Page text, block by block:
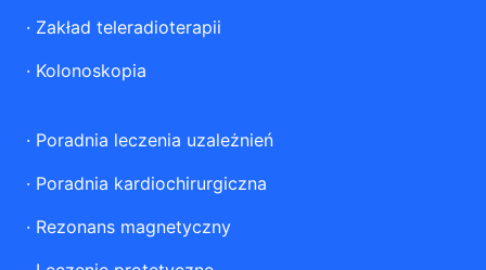
· Zakład teleradioterapii
· Kolonoskopia
· Poradnia leczenia uzależnień
· Poradnia kardiochirurgiczna
· Rezonans magnetyczny